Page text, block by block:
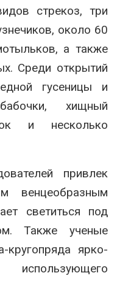
стрекоз, три
около 60
а также
Среди открытий
гусеницы и
хищный
и несколько
привлек
венцеобразным
светиться под
Также ученые
ярко-